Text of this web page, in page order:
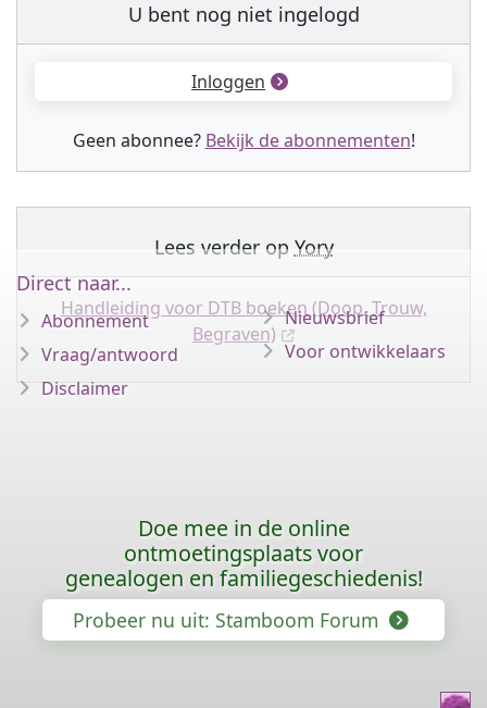
U bent nog niet ingelogd
Inloggen
Geen abonnee? Bekijk de abonnementen!
Lees verder op Yory
Handleiding voor DTB boeken (Doop, Trouw,
Begraven)
Direct naar...
Abonnement
Vraag/antwoord
Disclaimer
Nieuwsbrief
Voor ontwikkelaars
Doe mee in de online
ontmoetingsplaats voor
genealogen en familiegeschiedenis!
Probeer nu uit: Stamboom Forum